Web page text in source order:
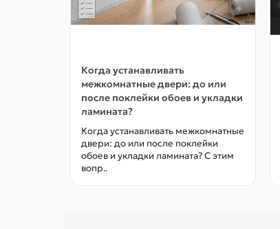
Когда устанавливать
межкомнатные двери: до или
после поклейки обоев и укладки
ламината?
Когда устанавливать межкомнатные
двери: до или после поклейки
обоев и укладки ламината? С этим
вопр..